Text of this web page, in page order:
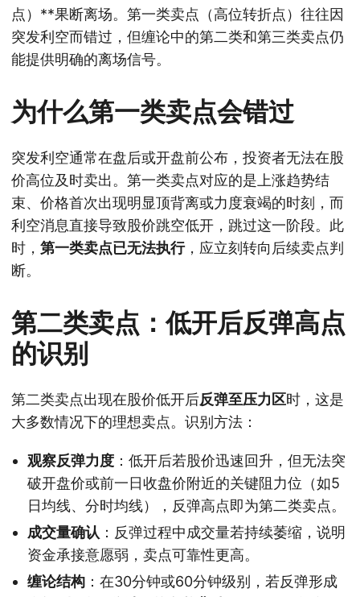
点）**果断离场。第一类卖点（高位转折点）往往因
突发利空而错过，但缠论中的第二类和第三类卖点仍
能提供明确的离场信号。
为什么第一类卖点会错过
突发利空通常在盘后或开盘前公布，投资者无法在股
价高位及时卖出。第一类卖点对应的是上涨趋势结
束、价格首次出现明显顶背离或力度衰竭的时刻，而
利空消息直接导致股价跳空低开，跳过这一阶段。此
时， 第一类卖点已无法执行，应立刻转向后续卖点判
断。
第二类卖点：低开后反弹高点
的识别
第二类卖点出现在股价低开后反弹至压力区时，这是
大多数情况下的理想卖点。识别方法：
观察反弹力度 ：低开后若股价迅速回升，但无法突
破开盘价或前一日收盘价附近的关键阻力位（如5
日均线、分时均线），反弹高点即为第二类卖点。
成交量确认 ：反弹过程中成交量若持续萎缩，说明
资金承接意愿弱，卖点可靠性更高。
缠论结构 ：在30分钟或60分钟级别，若反弹形成